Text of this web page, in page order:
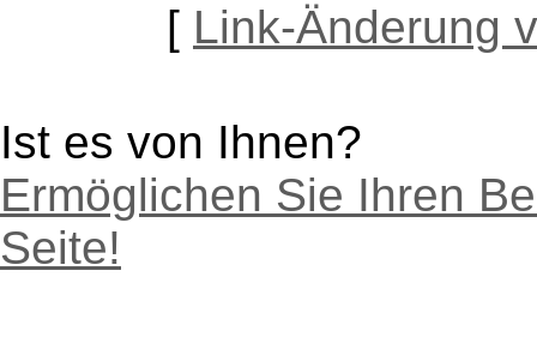
[ Link-Änderung
Ist es von Ihnen?
Ermöglichen Sie Ihren
Seite!